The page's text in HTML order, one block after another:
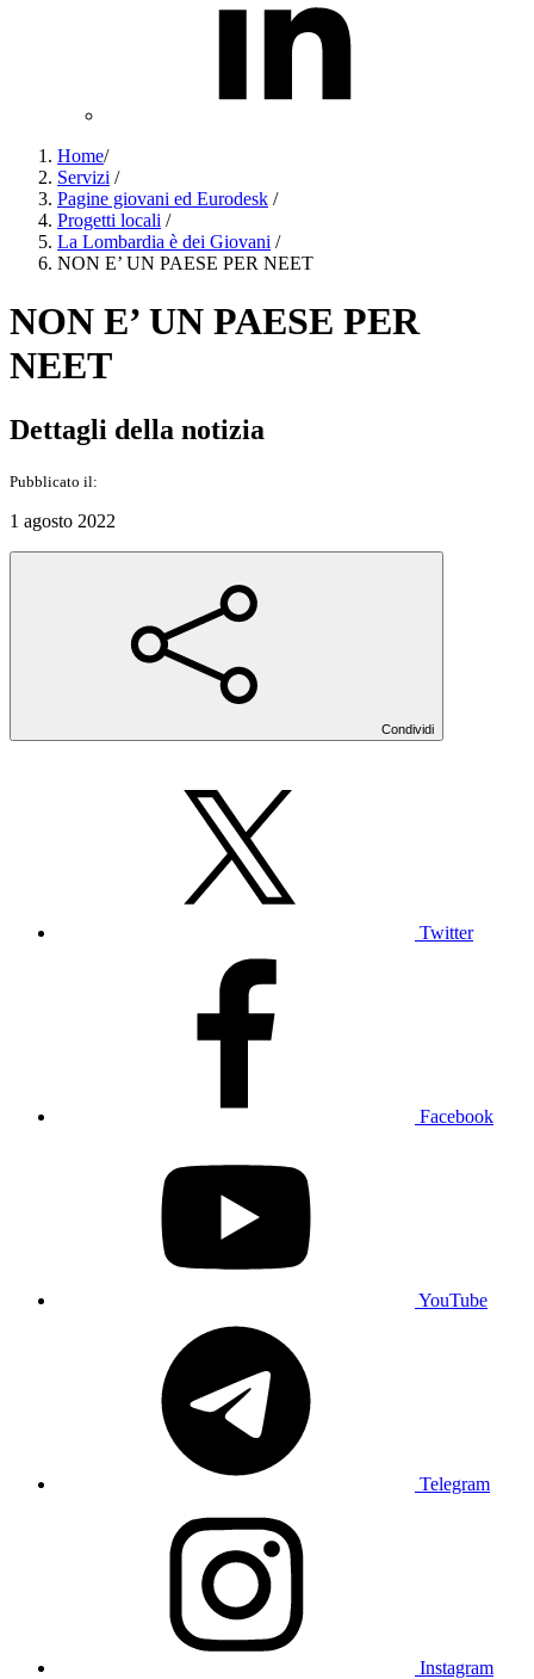
Home/
Servizi /
Pagine giovani ed Eurodesk /
Progetti locali /
La Lombardia è dei Giovani /
NON E’ UN PAESE PER NEET
NON E’ UN PAESE PER
NEET
Dettagli della notizia
Pubblicato il:
1 agosto 2022
Condividi
Twitter
Facebook
YouTube
Telegram
Instagram